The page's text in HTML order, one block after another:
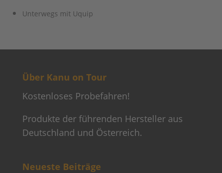
Unterwegs mit Uquip
Über Kanu on Tour
Kostenloses Probefahren!
Produkte der führenden Hersteller aus
Deutschland und Österreich.
Neueste Beiträge